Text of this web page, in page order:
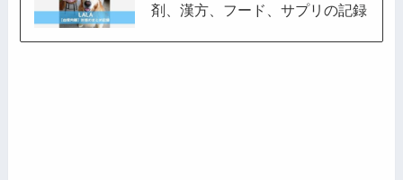
剤、漢方、フード、サプリの記録